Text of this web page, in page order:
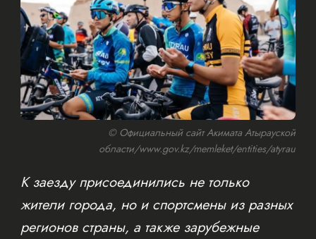
© Официальный сайт Акимата Атырауской
области/www.gov.kz/memleket/entities/atyrau
К заезду присоединились не только
жители города, но и спортсмены из разных
регионов страны, а также зарубежные